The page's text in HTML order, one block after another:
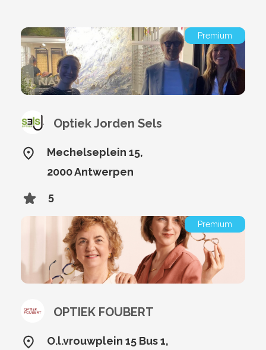
Premium
Optiek Jorden Sels
Mechelseplein 15,
2000 Antwerpen
5
Premium
OPTIEK FOUBERT
O.l.vrouwplein 15 Bus 1,